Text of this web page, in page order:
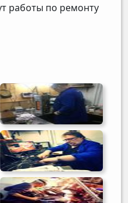
работы по ремонту